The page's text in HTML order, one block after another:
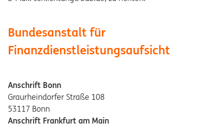
Bundesanstalt für
Finanzdienstleistungsaufsicht
Anschrift Bonn
Graurheindorfer Straße 108
53117 Bonn
Anschrift Frankfurt am Main